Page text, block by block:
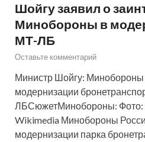
Шойгу заявил о
Минобороны в
МТ-ЛБ
Оставьте комментарий
Министр Шойгу: Минобороны
модернизации
ЛБСюжетМинобороны: Фото:
Wikimedia Минобороны
модернизации парка